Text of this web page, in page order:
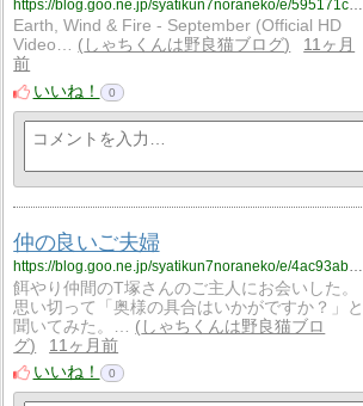
https://blog.goo.ne.jp/syatikun7noraneko/e/595171ca70ac289fe5885521c1373127?fm=rss
Earth, Wind & Fire - September (Official HD
Video…
しゃちくんは野良猫ブログ
11ヶ月
前
いいね！
0
仲の良いご夫婦
https://blog.goo.ne.jp/syatikun7noraneko/e/4ac93ab447ddabdd0b5cba80ba173b95?fm=rss
餌やり仲間のT塚さんのご主人にお会いした。
思い切って「奥様の具合はいかがですか？」と
聞いてみた。…
しゃちくんは野良猫ブロ
グ
11ヶ月前
いいね！
0